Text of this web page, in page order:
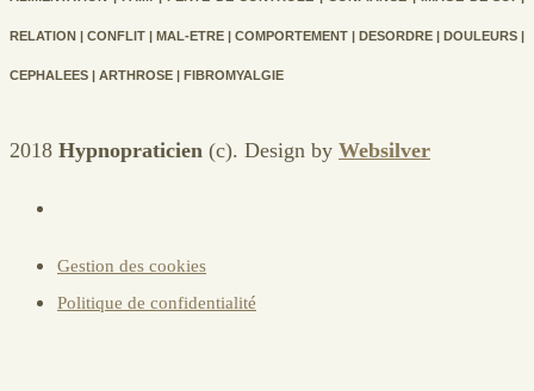
RELATION | CONFLIT | MAL-ETRE | COMPORTEMENT | DESORDRE | DOULEURS |
CEPHALEES | ARTHROSE | FIBROMYALGIE
2018 Hypnopraticien (c). Design by Websilver
Gestion des cookies
Politique de confidentialité